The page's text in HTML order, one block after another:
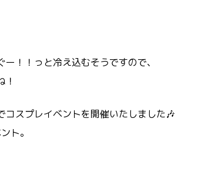
！！っと冷え込むそうですので、
スプレイベントを開催いたしました🎶
ト。